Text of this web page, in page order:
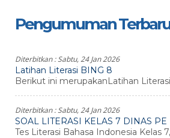
Pengumuman Terbaru
Diterbitkan :Sabtu, 24 Jan 2026
Latihan Literasi BING 8
Berikut ini merupakanLatihan
Diterbitkan :Sabtu, 24 Jan 2026
SOAL LITERASI KELAS 7 DINAS PE
Tes Literasi Bahasa Indonesia Kelas 7,